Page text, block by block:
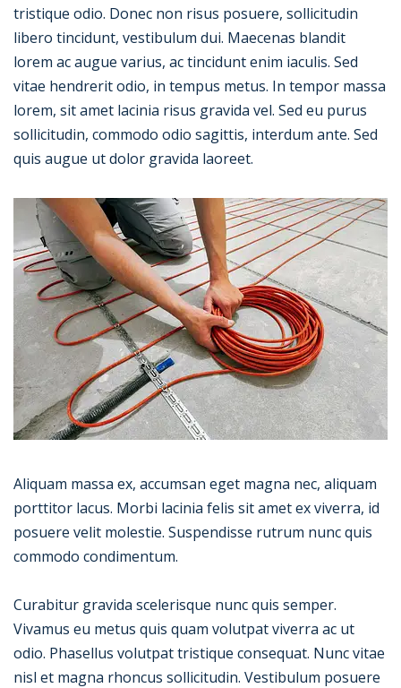
tristique odio. Donec non risus posuere, sollicitudin
libero tincidunt, vestibulum dui. Maecenas blandit
lorem ac augue varius, ac tincidunt enim iaculis. Sed
vitae hendrerit odio, in tempus metus. In tempor massa
lorem, sit amet lacinia risus gravida vel. Sed eu purus
sollicitudin, commodo odio sagittis, interdum ante. Sed
quis augue ut dolor gravida laoreet.
Aliquam massa ex, accumsan eget magna nec, aliquam
porttitor lacus. Morbi lacinia felis sit amet ex viverra, id
posuere velit molestie. Suspendisse rutrum nunc quis
commodo condimentum.
Curabitur gravida scelerisque nunc quis semper.
Vivamus eu metus quis quam volutpat viverra ac ut
odio. Phasellus volutpat tristique consequat. Nunc vitae
nisl et magna rhoncus sollicitudin. Vestibulum posuere